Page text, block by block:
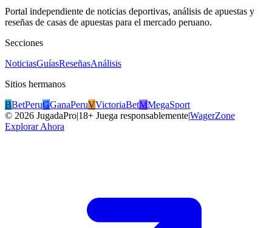
Portal independiente de noticias deportivas, análisis de apuestas y
reseñas de casas de apuestas para el mercado peruano.
Secciones
NoticiasGuíasReseñasAnálisis
Sitios hermanos
BBetPeruGGanaPeruVVictoriaBetMMegaSport
© 2026 JugadaPro|18+ Juega responsablemente|WagerZone
Explorar Ahora